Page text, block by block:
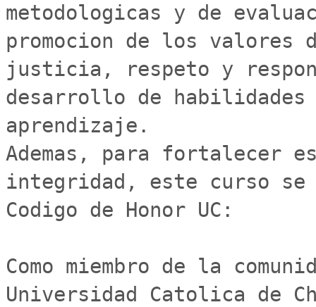
metodologicas y de
promocion de los valores
justicia, respeto y
desarrollo de
aprendizaje.
Ademas, para fortalecer
integridad, este curso se
Codigo de Honor UC:
Como miembro de la
Universidad Catolica de